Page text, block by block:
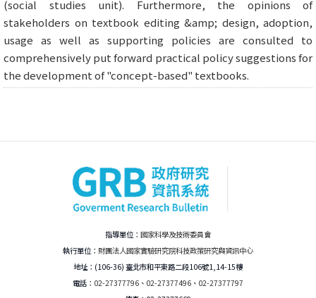
(social studies unit). Furthermore, the opinions of
stakeholders on textbook editing &amp; design, adoption,
usage as well as supporting policies are consulted to
comprehensively put forward practical policy suggestions for
the development of "concept-based" textbooks.
指導單位： 國家科學及技術委員會
執行單位： 財團法人國家實驗研究院科技政策研究與資訊中心
地址：(106-36) 臺北市和平東路二段106號1,14-15樓
電話： 02-27377796 、 02-27377496 、 02-27377797